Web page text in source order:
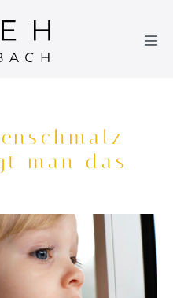
man das